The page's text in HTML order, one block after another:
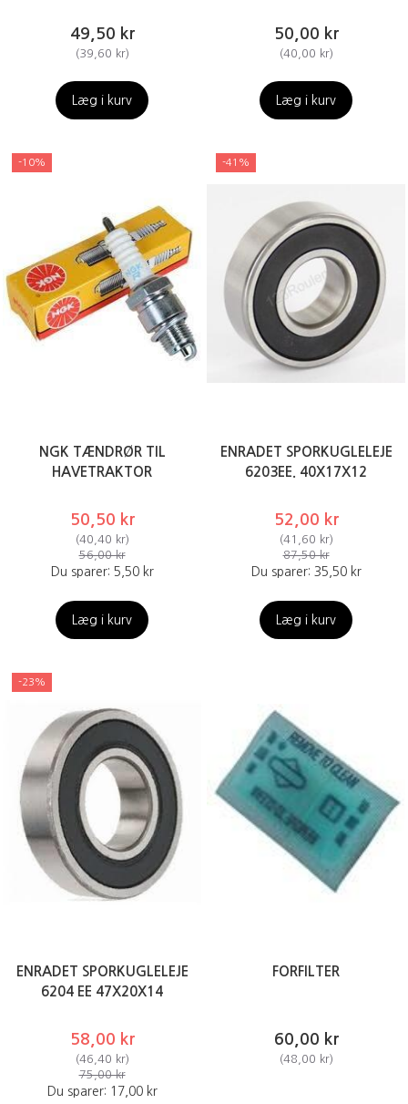
49,50 kr
(39,60 kr)
Læg i kurv
50,00 kr
(40,00 kr)
Læg i kurv
-10%
NGK TÆNDRØR TIL
HAVETRAKTOR
50,50 kr
(40,40 kr)
56,00 kr
Du sparer: 5,50 kr
Læg i kurv
-41%
ENRADET SPORKUGLELEJE
6203EE. 40X17X12
52,00 kr
(41,60 kr)
87,50 kr
Du sparer: 35,50 kr
Læg i kurv
-23%
ENRADET SPORKUGLELEJE
6204 EE 47X20X14
58,00 kr
(46,40 kr)
75,00 kr
Du sparer: 17,00 kr
FORFILTER
60,00 kr
(48,00 kr)